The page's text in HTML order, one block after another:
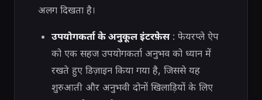
अलग दिखता है।
उपयोगकर्ता के अनुकूल इंटरफ़ेस: फेयरप्ले ऐप
को एक सहज उपयोगकर्ता अनुभव को ध्यान में
रखते हुए डिज़ाइन किया गया है, जिससे यह
शुरुआती और अनुभवी दोनों खिलाड़ियों के लिए